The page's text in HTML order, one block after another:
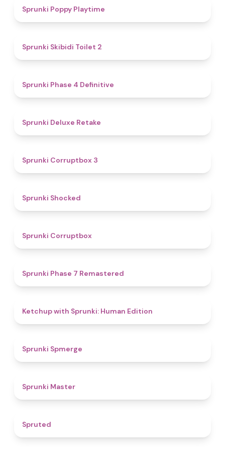
Sprunki Poppy Playtime
Sprunki Skibidi Toilet 2
Sprunki Phase 4 Definitive
Sprunki Deluxe Retake
Sprunki Corruptbox 3
Sprunki Shocked
Sprunki Corruptbox
Sprunki Phase 7 Remastered
Ketchup with Sprunki: Human Edition
Sprunki Spmerge
Sprunki Master
Spruted